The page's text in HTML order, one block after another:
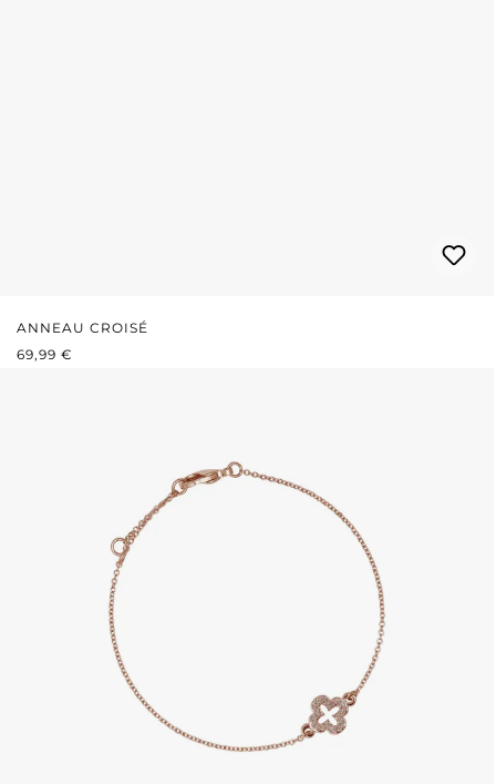
ANNEAU CROISÉ
PRIX RÉGULIER :
69,99 €